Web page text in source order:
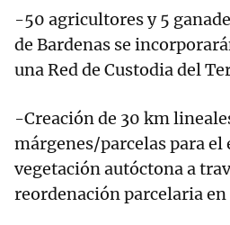
-50 agricultores y 5
de Bardenas se
una Red de Custodia del
-Creación de 30 km
márgenes/parcelas para
vegetación autóctona a
reordenación parcelaria en